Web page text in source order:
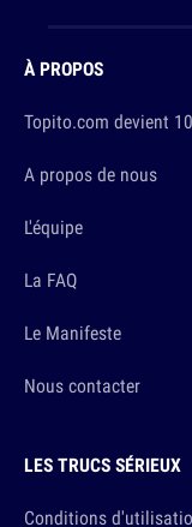
À PROPOS
Topito.com devient
A propos de nous
L'équipe
La FAQ
Le Manifeste
Nous contacter
LES TRUCS SÉRIEUX
Conditions